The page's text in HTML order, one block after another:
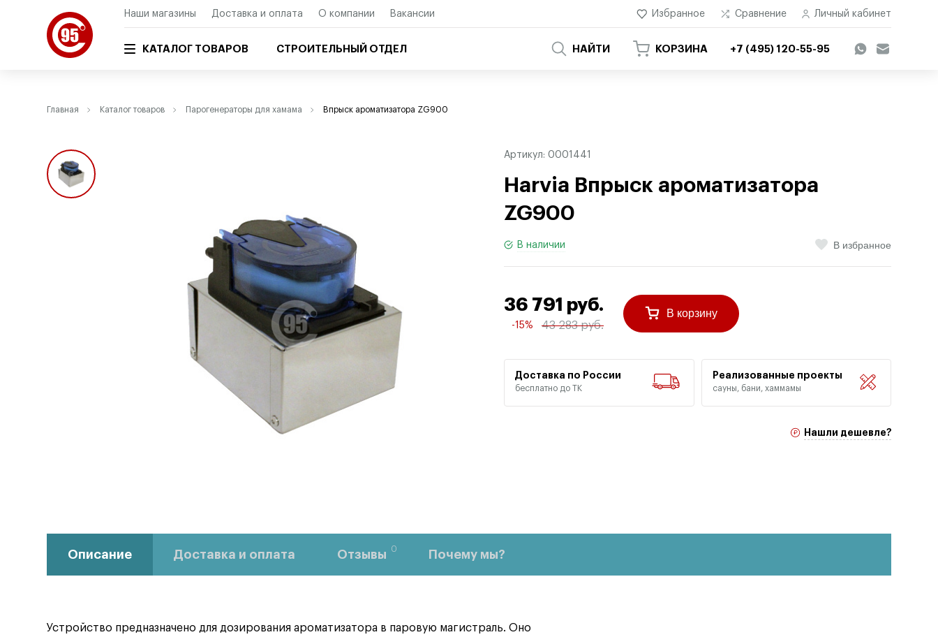
Наши магазины Доставка и оплата О компании Вакансии Избранное Сравнение Личный кабинет
КАТАЛОГ ТОВАРОВ СТРОИТЕЛЬНЫЙ ОТДЕЛ НАЙТИ КОРЗИНА +7 (495) 120-55-95
Главная Каталог товаров Парогенераторы для хамама Впрыск ароматизатора ZG900
Артикул: 0001441
Harvia Впрыск ароматизатора
ZG900
В наличии В избранное
36 791 руб.
-15% 43 283 руб.
В корзину
Доставка по России
бесплатно до ТК
Реализованные проекты
сауны, бани, хаммамы
Нашли дешевле?
Описание Доставка и оплата Отзывы 0 Почему мы?
Устройство предназначено для дозирования ароматизатора в паровую магистраль. Оно